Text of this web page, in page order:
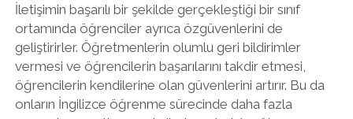
İletişimin başarılı bir şekilde gerçekleştiği bir sınıf
ortamında öğrenciler ayrıca özgüvenlerini de
geliştirirler. Öğretmenlerin olumlu geri bildirimler
vermesi ve öğrencilerin başarılarını takdir etmesi,
öğrencilerin kendilerine olan güvenlerini artırır. Bu da
onların İngilizce öğrenme sürecinde daha fazla